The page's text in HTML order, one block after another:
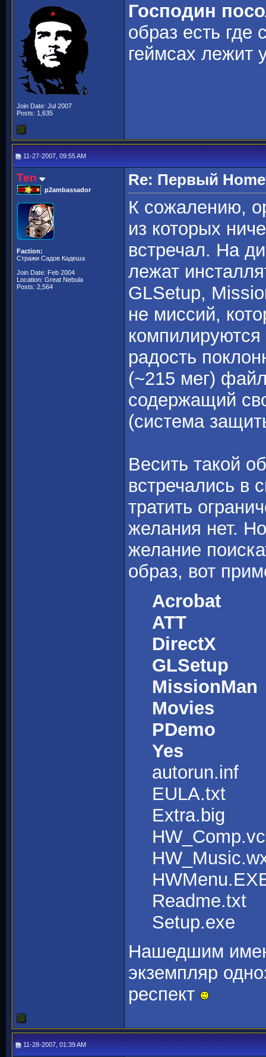
Join Date: Jul 2007
Posts: 1,635
Господин
образ есть где
геймсах лежит
11-27-2007, 09:55 AM
Ten
p2ambassador
Faction:
Стражи Садов Кадеша
Join Date: Feb 2004
Location: Great Nebula
Posts: 2,564
Re: Первый
К сожалению,
из которых
встречал. На
лежат
GLSetup,
не миссий,
радость
(~215 мег)
содержащий
(система
Весить такой
встречались в
тратить
желания нет.
желание
образ, вот
Acrobat
ATT
DirectX
GLSetup
MissionMan
Movies
PDemo
Yes
autorun.inf
EULA.txt
Extra.big
Readme.txt
Setup.exe
Нашедшим
экземпляр
респект
11-28-2007, 01:39 AM